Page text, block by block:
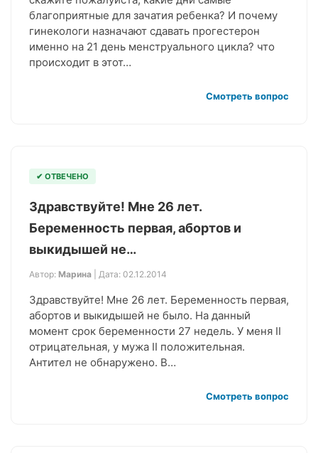
благоприятные для зачатия ребенка? И почему
гинекологи назначают сдавать прогестерон
именно на 21 день менструального цикла? что
происходит в этот…
Смотреть вопрос
✔ ОТВЕЧЕНО
Здравствуйте! Мне 26 лет.
Беременность первая, абортов и
выкидышей не…
Автор: Марина | Дата: 02.12.2014
Здравствуйте! Мне 26 лет. Беременность первая,
абортов и выкидышей не было. На данный
момент срок беременности 27 недель. У меня II
отрицательная, у мужа II положительная.
Антител не обнаружено. В…
Смотреть вопрос